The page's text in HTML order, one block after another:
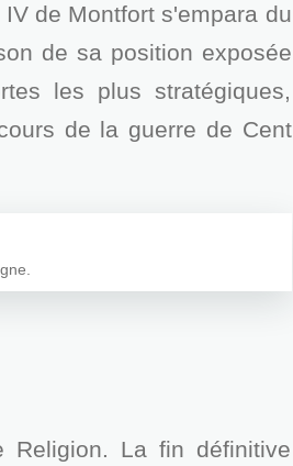
de Montfort s'empara du
de sa position exposée
les plus stratégiques,
de la guerre de Cent
Religion. La fin définitive